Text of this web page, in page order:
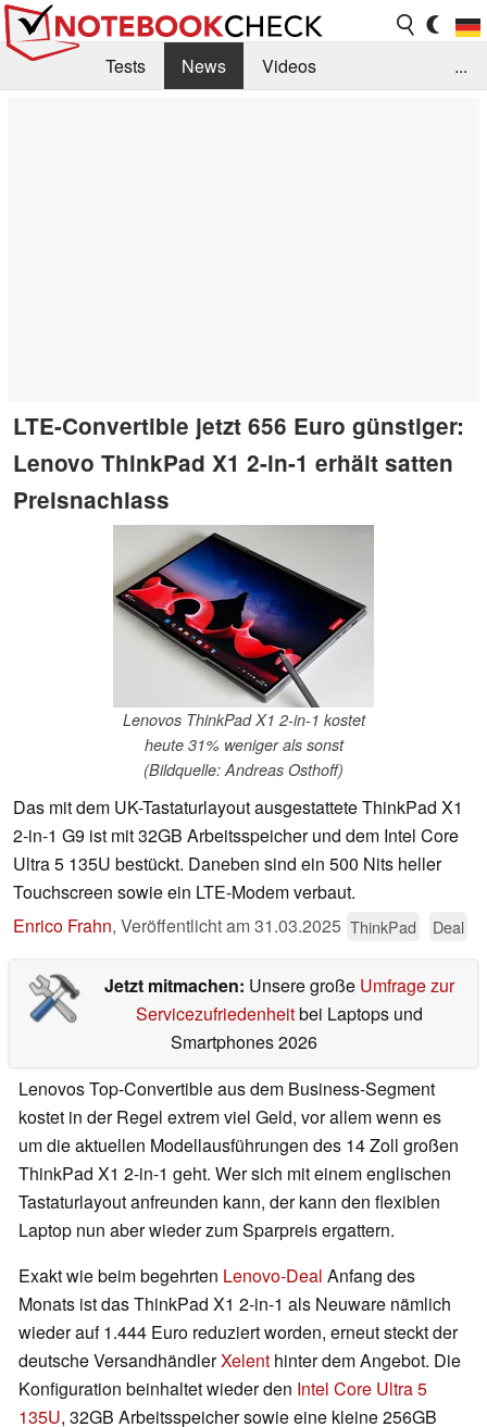
Tests News
Videos
...
LTE-Convertible jetzt 656 Euro günstiger:
Lenovo ThinkPad X1 2-in-1 erhält satten
Preisnachlass
Lenovos ThinkPad X1 2-in-1 kostet
heute 31% weniger als sonst
(Bildquelle: Andreas Osthoff)
Das mit dem UK-Tastaturlayout ausgestattete ThinkPad X1
2-in-1 G9 ist mit 32GB Arbeitsspeicher und dem Intel Core
Ultra 5 135U bestückt. Daneben sind ein 500 Nits heller
Touchscreen sowie ein LTE-Modem verbaut.
Enrico Frahn, Veröffentlicht am31.03.2025 ThinkPad Deal
Jetzt mitmachen: Unsere große Umfrage zur
Servicezufriedenheitbei Laptops und
Smartphones 2026
Lenovos Top-Convertible aus dem Business-Segment
kostet in der Regel extrem viel Geld, vor allem wenn es
um die aktuellen Modellausführungen des 14 Zoll großen
ThinkPad X1 2-in-1 geht. Wer sich mit einem englischen
Tastaturlayout anfreunden kann, der kann den flexiblen
Laptop nun aber wieder zum Sparpreis ergattern.
Exakt wie beim begehrten Lenovo-Deal Anfang des
Monats ist das ThinkPad X1 2-in-1 als Neuware nämlich
wieder auf 1.444 Euro reduziert worden, erneut steckt der
deutsche VersandhändlerXelent hinter dem Angebot. Die
Konfiguration beinhaltet wieder den Intel Core Ultra 5
135U, 32GB Arbeitsspeicher sowie eine kleine 256GB